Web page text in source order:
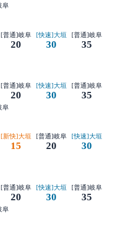
阜
[普通]岐阜
20
[快速]大垣
30
[普通]岐阜
35
[普通]岐阜
20
[快速]大垣
30
[普通]岐阜
35
阜
[新快]大垣
15
[普通]岐阜
20
[快速]大垣
30
[普通]岐阜
20
[快速]大垣
30
[普通]岐阜
35
阜